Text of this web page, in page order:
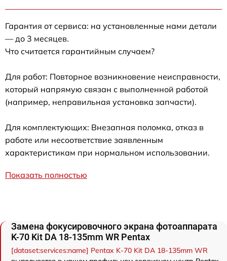
Гарантия от сервиса: на установленные нами детали
— до 3 месяцев.
Что считается гарантийным случаем?
Для работ: Повторное возникновение неисправности,
который напрямую связан с выполненной работой
(например, неправильная установка запчасти).
Для комплектующих: Внезапная поломка, отказ в
работе или несоответствие заявленным
характеристикам при нормальном использовании.
Показать полностью
Замена фокусировочного экрана фотоаппарата
K-70 Kit DA 18-135mm WR Pentax
[dataset:services:name] Pentax K-70 Kit DA 18-135mm WR